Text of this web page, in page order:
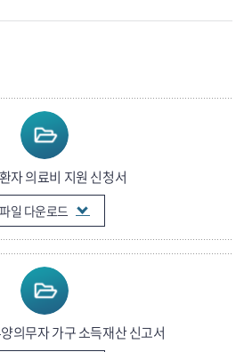
자 의료비 지원 신청서
파일 다운로드
의무자 가구 소득재산 신고서